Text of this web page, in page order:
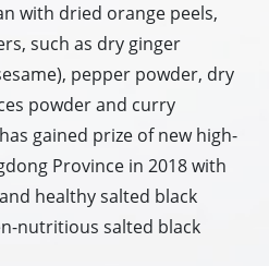
with dried orange peels,
such as dry ginger
pepper powder, dry
powder and curry
gained prize of new high-
Province in 2018 with
healthy salted black
nutritious salted black